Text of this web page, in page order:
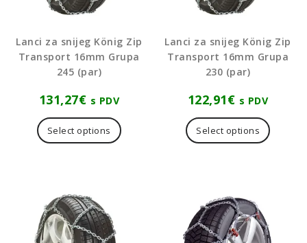
Lanci za snijeg König Zip
Transport 16mm Grupa
245 (par)
131,27€ s PDV
Select options
Lanci za snijeg König Zip
Transport 16mm Grupa
230 (par)
122,91€ s PDV
Select options